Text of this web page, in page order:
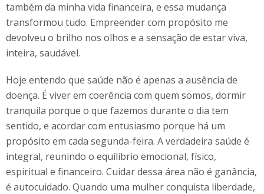
também da minha vida financeira, e essa mudança
transformou tudo. Empreender com propósito me
devolveu o brilho nos olhos e a sensação de estar viva,
inteira, saudável.
Hoje entendo que saúde não é apenas a ausência de
doença. É viver em coerência com quem somos, dormir
tranquila porque o que fazemos durante o dia tem
sentido, e acordar com entusiasmo porque há um
propósito em cada segunda-feira. A verdadeira saúde é
integral, reunindo o equilíbrio emocional, físico,
espiritual e financeiro. Cuidar dessa área não é ganância,
é autocuidado. Quando uma mulher conquista liberdade,